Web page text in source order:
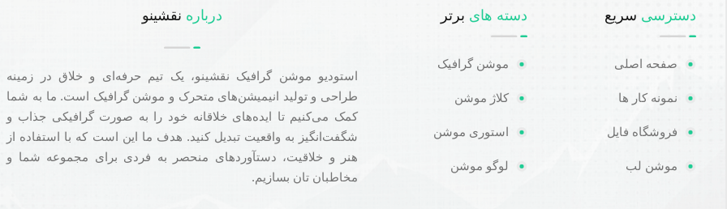
دسترسی سریع
صفحه اصلی
نمونه کار ها
فروشگاه فایل
موشن لب
دسته های برتر
موشن گرافیک
کلاژ موشن
استوری موشن
لوگو موشن
درباره نقشینو
استودیو موشن گرافیک نقشینو، یک تیم حرفه‌ای و خلاق در زمینه
طراحی و تولید انیمیشن‌های متحرک و موشن گرافیک است. ما به شما
کمک می‌کنیم تا ایده‌های خلاقانه خود را به صورت گرافیکی جذاب و
شگفت‌انگیز به واقعیت تبدیل کنید. هدف ما این است که با استفاده از
هنر و خلاقیت، دستآوردهای منحصر به فردی برای مجموعه شما و
مخاطبان تان بسازیم.